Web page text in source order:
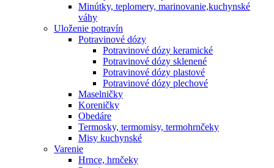
Minútky, teplomery, marinovanie,kuchynské
váhy
Uloženie potravín
Potravinové dózy
Potravinové dózy keramické
Potravinové dózy sklenené
Potravinové dózy plastové
Potravinové dózy plechové
Maselničky
Koreničky
Obedáre
Termosky, termomisy, termohrnčeky
Misy kuchynské
Varenie
Hrnce, hrnčeky